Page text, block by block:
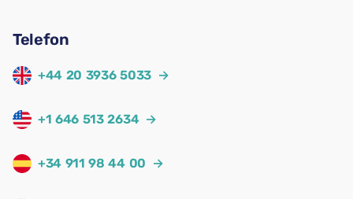
Telefon
+44 20 3936 5033 →
+1 646 513 2634 →
+34 911 98 44 00 →